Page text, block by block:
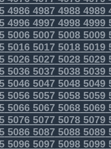
4986498749884989
4996499749984999
5006500750085009
5016501750185019
5026502750285029
5036503750385039
5046504750485049
5056505750585059
5066506750685069
5076507750785079
5086508750885089
5096509750985099